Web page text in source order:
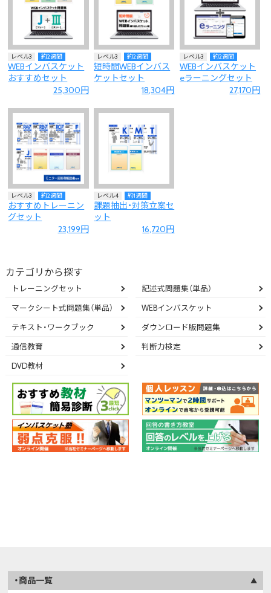
レベル3 約2週間
WEBインバスケット
おすすめセット
25,300円
レベル3 約2週間
短時間WEBインバス
ケットセット
18,304円
レベル3 約2週間
WEBインバスケット
eラーニングセット
27,170円
レベル3 約2週間
おすすめトレーニン
グセット
23,199円
レベル4 約1週間
課題抽出・対策立案セ
ット
16,720円
カテゴリから探す
トレーニングセット 記述式問題集（単品）
マークシート式問題集（単品） WEBインバスケット
テキスト・ワークブック ダウンロード版問題集
通信教育 判断力検定
DVD教材
商品一覧